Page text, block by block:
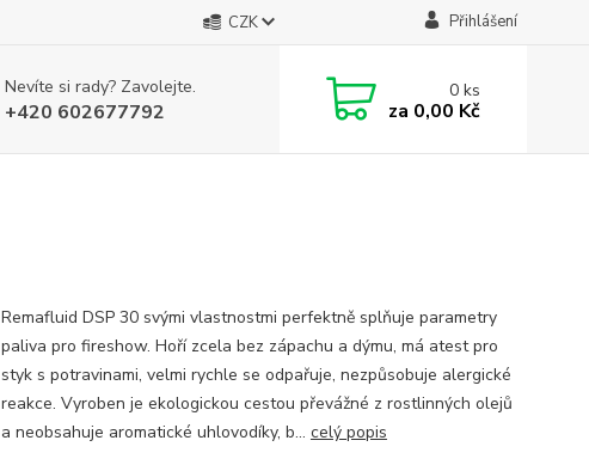
CZK Přihlášení
Nevíte si rady? Zavolejte.
+420 602677792
0ks
za 0,00 Kč
Remafluid DSP 30 svými vlastnostmi perfektně splňuje parametry
paliva pro fireshow. Hoří zcela bez zápachu a dýmu, má atest pro
styk s potravinami, velmi rychle se odpařuje, nezpůsobuje alergické
reakce. Vyroben je ekologickou cestou převážné z rostlinných olejů
a neobsahuje aromatické uhlovodíky, b... celý popis